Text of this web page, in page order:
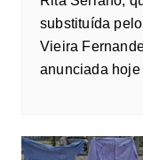
substituída
Vieira
anunciada hoje